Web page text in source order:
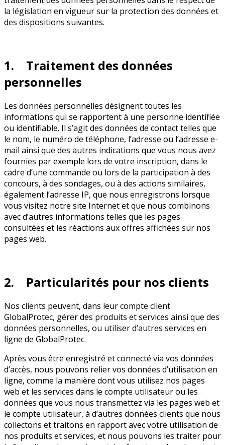
la législation en vigueur sur la protection des données et
des dispositions suivantes.
1. Traitement des données
personnelles
Les données personnelles désignent toutes les
informations qui se rapportent à une personne identifiée
ou identifiable. Il s’agit des données de contact telles que
le nom, le numéro de téléphone, l’adresse ou l’adresse e-
mail ainsi que des autres indications que vous nous avez
fournies par exemple lors de votre inscription, dans le
cadre d’une commande ou lors de la participation à des
concours, à des sondages, ou à des actions similaires,
également l’adresse IP, que nous enregistrons lorsque
vous visitez notre site Internet et que nous combinons
avec d’autres informations telles que les pages
consultées et les réactions aux offres affichées sur nos
pages web.
2. Particularités pour nos clients
Nos clients peuvent, dans leur compte client
GlobalProtec, gérer des produits et services ainsi que des
données personnelles, ou utiliser d’autres services en
ligne de GlobalProtec.
Après vous être enregistré et connecté via vos données
d’accès, nous pouvons relier vos données d’utilisation en
ligne, comme la manière dont vous utilisez nos pages
web et les services dans le compte utilisateur ou les
données que vous nous transmettez via les pages web et
le compte utilisateur, à d’autres données clients que nous
collectons et traitons en rapport avec votre utilisation de
nos produits et services, et nous pouvons les traiter pour